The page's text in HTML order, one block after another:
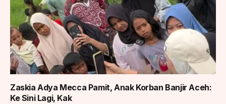
Zaskia Adya Mecca Pamit, Anak Korban Banjir Aceh:
Ke Sini Lagi, Kak